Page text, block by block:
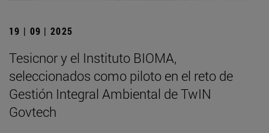
19 | 09 | 2025
Tesicnor y el Instituto BIOMA,
seleccionados como piloto en el reto de
Gestión Integral Ambiental de TwIN
Govtech